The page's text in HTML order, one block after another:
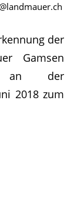
der
Gamsen
an der
2018 zum